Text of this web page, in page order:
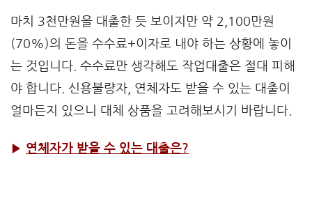
마치 3천만원을 대출한 듯 보이지만 약 2,100만원
(70%)의 돈을 수수료+이자로 내야 하는 상황에 놓이
는 것입니다. 수수료만 생각해도 작업대출은 절대 피해
야 합니다. 신용불량자, 연체자도 받을 수 있는 대출이
얼마든지 있으니 대체 상품을 고려해보시기 바랍니다.
▶ 연체자가 받을 수 있는 대출은?